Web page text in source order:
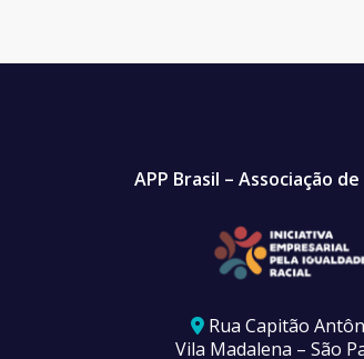
APP Brasil – Associação
Rua Capitão
Vila Madalena – São